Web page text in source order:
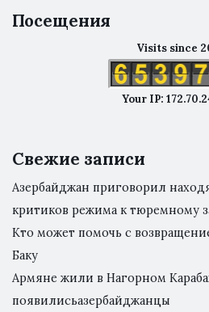
Посещения
Visits since
Your IP:
Свежие записи
Азербайджан приговорил
критиков режима к тюремному
Кто может помочь с
Баку
Армяне жили в Нагорном
появилисьазербайджанцы